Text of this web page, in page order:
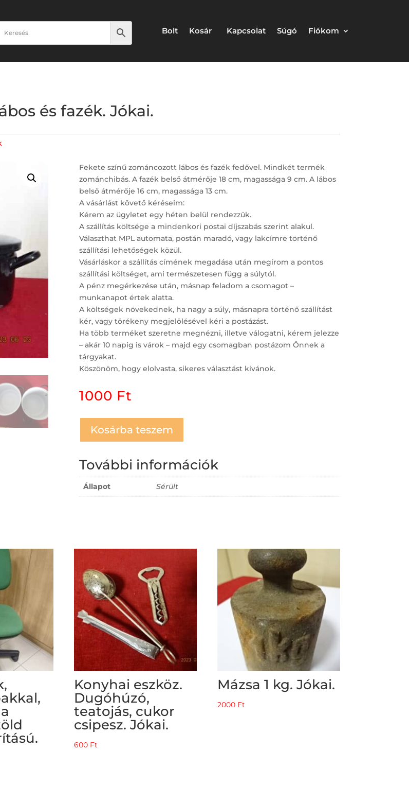
Bolt Kosár Kapcsolat Súgó Fiókom
és fazék. Jókai.
Fekete színű zománcozott lábos és fazék fedővel. Mindkét termék
zománchibás. A fazék belső átmérője 18 cm, magassága 9 cm. A lábos
belső átmérője 16 cm, magassága 13 cm.
A vásárlást követő kéréseim:
Kérem az ügyletet egy héten belül rendezzük.
A szállítás költsége a mindenkori postai díjszabás szerint alakul.
Választhat MPL automata, postán maradó, vagy lakcímre történő
szállítási lehetőségek közül.
Vásárláskor a szállítás címének megadása után megírom a pontos
szállítási költséget, ami természetesen függ a súlytól.
A pénz megérkezése után, másnap feladom a csomagot –
munkanapot értek alatta.
A költségek növekednek, ha nagy a súly, másnapra történő szállítást
kér, vagy törékeny megjelölésével kéri a postázást.
Ha több terméket szeretne megnézni, illetve válogatni, kérem jelezze
– akár 10 napig is várok – majd egy csomagban postázom Önnek a
tárgyakat.
Köszönöm, hogy elolvasta, sikeres választást kívánok.
1000 Ft
Kosárba teszem
További információk
Állapot Sérült
Konyhai eszköz.
Dugóhúzó,
teatojás, cukor
csipesz. Jókai.
600 Ft
Mázsa 1 kg. Jókai.
2000 Ft